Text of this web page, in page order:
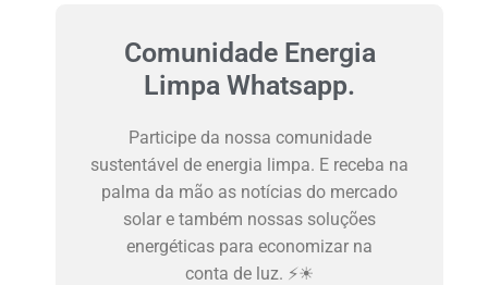
Comunidade Energia
Limpa Whatsapp.
Participe da nossa comunidade
sustentável de energia limpa. E receba na
palma da mão as notícias do mercado
solar e também nossas soluções
energéticas para economizar na
conta de luz. ⚡☀